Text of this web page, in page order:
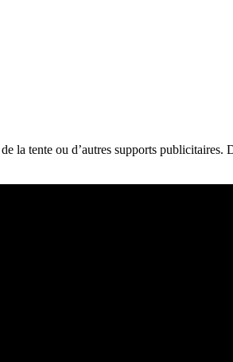
la tente ou d’autres supports publicitaires.